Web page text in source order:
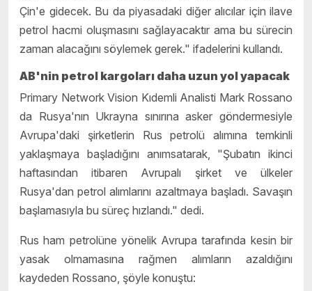
Çin'e gidecek. Bu da piyasadaki diğer alıcılar için ilave
petrol hacmi oluşmasını sağlayacaktır ama bu sürecin
zaman alacağını söylemek gerek." ifadelerini kullandı.
AB'nin petrol kargoları daha uzun yol yapacak
Primary Network Vision Kıdemli Analisti Mark Rossano
da Rusya'nın Ukrayna sınırına asker göndermesiyle
Avrupa'daki şirketlerin Rus petrolü alımına temkinli
yaklaşmaya başladığını anımsatarak, "Şubatın ikinci
haftasından itibaren Avrupalı şirket ve ülkeler
Rusya'dan petrol alımlarını azaltmaya başladı. Savaşın
başlamasıyla bu süreç hızlandı." dedi.
Rus ham petrolüne yönelik Avrupa tarafında kesin bir
yasak olmamasına rağmen alımların azaldığını
kaydeden Rossano, şöyle konuştu: